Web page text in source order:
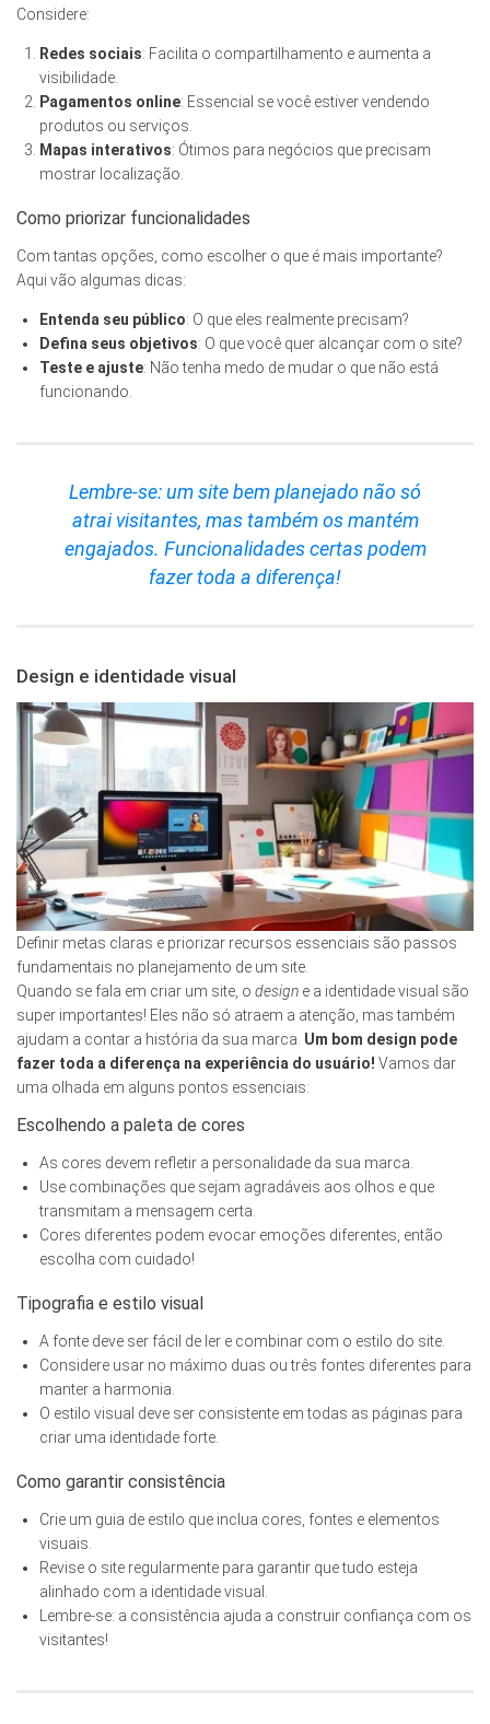
Considere:
Redes sociais: Facilita o compartilhamento e aumenta a
visibilidade.
Pagamentos online: Essencial se você estiver vendendo
produtos ou serviços.
Mapas interativos: Ótimos para negócios que precisam
mostrar localização.
Como priorizar funcionalidades
Com tantas opções, como escolher o que é mais importante?
Aqui vão algumas dicas:
Entenda seu público: O que eles realmente precisam?
Defina seus objetivos: O que você quer alcançar com o site?
Teste e ajuste: Não tenha medo de mudar o que não está
funcionando.
Lembre-se: um site bem planejado não só
atrai visitantes, mas também os mantém
engajados. Funcionalidades certas podem
fazer toda a diferença!
Design e identidade visual
Definir metas claras e priorizar recursos essenciais são passos
fundamentais no planejamento de um site.
Quando se fala em criar um site, o design e a identidade visual são
super importantes! Eles não só atraem a atenção, mas também
ajudam a contar a história da sua marca. Um bom design pode
fazer toda a diferença na experiência do usuário! Vamos dar
uma olhada em alguns pontos essenciais:
Escolhendo a paleta de cores
As cores devem refletir a personalidade da sua marca.
Use combinações que sejam agradáveis aos olhos e que
transmitam a mensagem certa.
Cores diferentes podem evocar emoções diferentes, então
escolha com cuidado!
Tipografia e estilo visual
A fonte deve ser fácil de ler e combinar com o estilo do site.
Considere usar no máximo duas ou três fontes diferentes para
manter a harmonia.
O estilo visual deve ser consistente em todas as páginas para
criar uma identidade forte.
Como garantir consistência
Crie um guia de estilo que inclua cores, fontes e elementos
visuais.
Revise o site regularmente para garantir que tudo esteja
alinhado com a identidade visual.
Lembre-se: a consistência ajuda a construir confiança com os
visitantes!